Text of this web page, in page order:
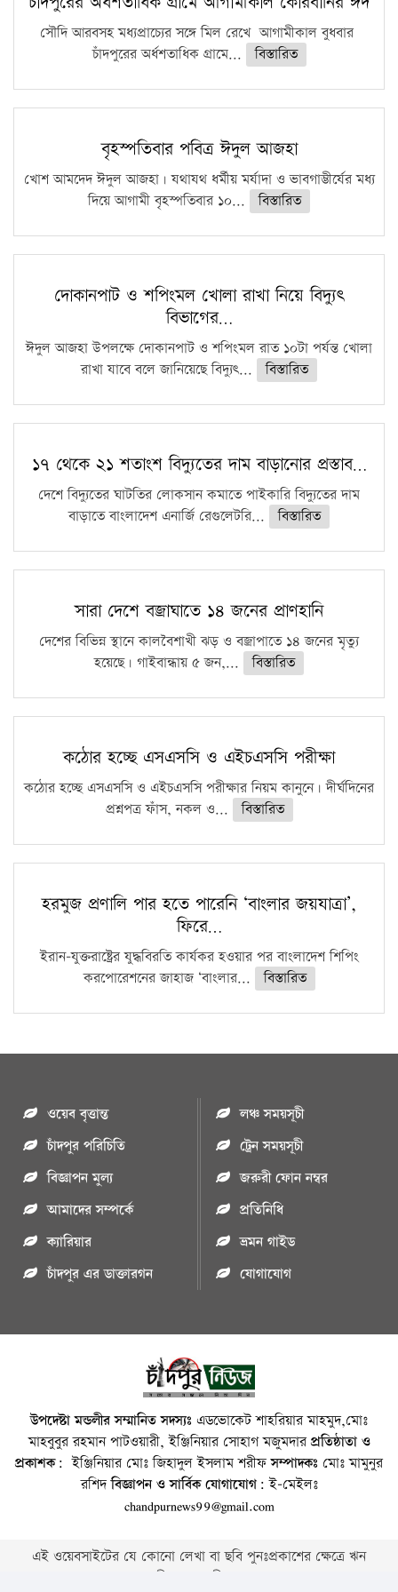
সৌদি আরবসহ মধ্যপ্রাচ্যের সঙ্গে মিল রেখে আগামীকাল বুধবার
চাঁদপুরের অর্ধশতাধিক গ্রামে...
বিস্তারিত
বৃহস্পতিবার পবিত্র ঈদুল আজহা
খোশ আমদেদ ঈদুল আজহা। যথাযথ ধর্মীয় মর্যাদা ও ভাবগাম্ভীর্যের মধ্য
দিয়ে আগামী বৃহস্পতিবার ১০...
বিস্তারিত
দোকানপাট ও শপিংমল খোলা রাখা নিয়ে বিদ্যুৎ
বিভাগের…
ঈদুল আজহা উপলক্ষে দোকানপাট ও শপিংমল রাত ১০টা পর্যন্ত খোলা
রাখা যাবে বলে জানিয়েছে বিদ্যুৎ...
বিস্তারিত
১৭ থেকে ২১ শতাংশ বিদ্যুতের দাম বাড়ানোর প্রস্তাব…
দেশে বিদ্যুতের ঘাটতির লোকসান কমাতে পাইকারি বিদ্যুতের দাম
বাড়াতে বাংলাদেশ এনার্জি রেগুলেটরি...
বিস্তারিত
সারা দেশে বজ্রাঘাতে ১৪ জনের প্রাণহানি
দেশের বিভিন্ন স্থানে কালবৈশাখী ঝড় ও বজ্রাপাতে ১৪ জনের মৃত্যু
হয়েছে। গাইবান্ধায় ৫ জন,...
বিস্তারিত
কঠোর হচ্ছে এসএসসি ও এইচএসসি পরীক্ষা
কঠোর হচ্ছে এসএসসি ও এইচএসসি পরীক্ষার নিয়ম কানুনে। দীর্ঘদিনের
প্রশ্নপত্র ফাঁস, নকল ও...
বিস্তারিত
হরমুজ প্রণালি পার হতে পারেনি ‘বাংলার জয়যাত্রা’,
ফিরে…
ইরান-যুক্তরাষ্ট্রের যুদ্ধবিরতি কার্যকর হওয়ার পর বাংলাদেশ শিপিং
করপোরেশনের জাহাজ ‘বাংলার...
বিস্তারিত
ওয়েব বৃত্তান্ত
চাঁদপুর পরিচিতি
বিজ্ঞাপন মুল্য
আমাদের সম্পর্কে
ক্যারিয়ার
চাঁদপুর এর ডাক্তারগন
লঞ্চ সময়সূচী
ট্রেন সময়সূচী
জরুরী ফোন নম্বর
প্রতিনিধি
ভ্রমন গাইড
যোগাযোগ
উপদেষ্টা মন্ডলীর সম্মানিত সদস্যঃ এডভোকেট শাহরিয়ার মাহমুদ,মোঃ
মাহবুবুর রহমান পাটওয়ারী, ইঞ্জিনিয়ার সোহাগ মজুমদারপ্রতিষ্ঠাতা ও
প্রকাশক: ইঞ্জিনিয়ার মোঃ জিহাদুল ইসলাম শরীফসম্পাদকঃ মোঃ মামুনুর
রশিদবিজ্ঞাপন ও সার্বিক যোগাযোগ: ই-মেইলঃ
chandpurnews99@gmail.com
এই ওয়েবসাইটের যে কোনো লেখা বা ছবি পুনঃপ্রকাশের ক্ষেত্রে ঋন
স্বীকার বাঞ্চনীয় ।